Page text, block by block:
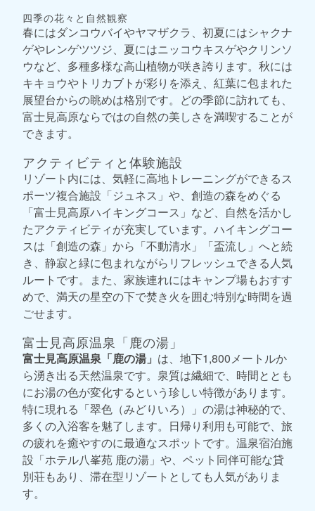
四季の花々と自然観察
春にはダンコウバイやヤマザクラ、初夏にはシャクナ
ゲやレンゲツツジ、夏にはニッコウキスゲやクリンソ
ウなど、多種多様な高山植物が咲き誇ります。秋には
キキョウやトリカブトが彩りを添え、紅葉に包まれた
展望台からの眺めは格別です。どの季節に訪れても、
富士見高原ならではの自然の美しさを満喫することが
できます。
アクティビティと体験施設
リゾート内には、気軽に高地トレーニングができるス
ポーツ複合施設「ジュネス」や、創造の森をめぐる
「富士見高原ハイキングコース」など、自然を活かし
たアクティビティが充実しています。ハイキングコー
スは「創造の森」から「不動清水」「盃流し」へと続
き、静寂と緑に包まれながらリフレッシュできる人気
ルートです。また、家族連れにはキャンプ場もおすす
めで、満天の星空の下で焚き火を囲む特別な時間を過
ごせます。
富士見高原温泉「鹿の湯」
富士見高原温泉「鹿の湯」 は、地下1,800メートルか
ら湧き出る天然温泉です。泉質は繊細で、時間ととも
にお湯の色が変化するという珍しい特徴があります。
特に現れる「翠色（みどりいろ）」の湯は神秘的で、
多くの入浴客を魅了します。日帰り利用も可能で、旅
の疲れを癒やすのに最適なスポットです。温泉宿泊施
設「ホテル八峯苑 鹿の湯」や、ペット同伴可能な貸
別荘もあり、滞在型リゾートとしても人気がありま
す。